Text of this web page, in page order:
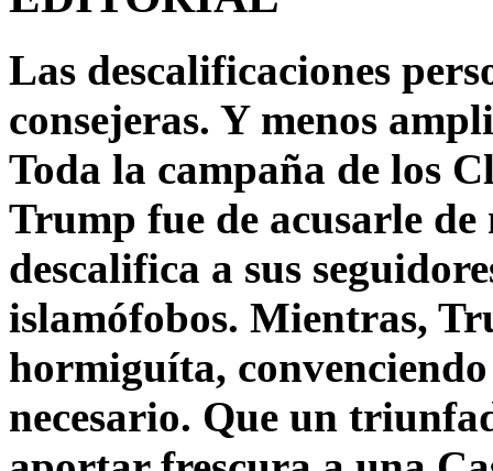
Las descalificaciones
consejeras. Y menos
Toda la campaña de los
Trump fue de acusarle
descalifica a sus
islamófobos. Mientras,
hormiguíta,
necesario. Que un